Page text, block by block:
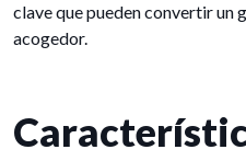
clave que pueden convertir un
acogedor.